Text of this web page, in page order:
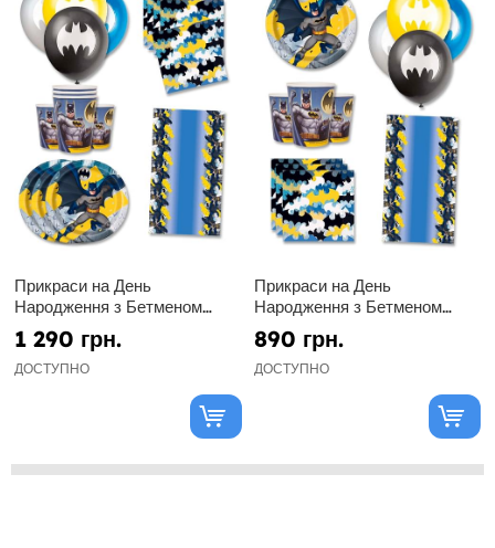
Прикраси на День
Народження з Бетменом
преміум-класу для 16 осіб
1 290 грн.
ДОСТУПНО
Прикраси на День
Народження з Бетменом
преміум-класу для 8 осіб
890 грн.
ДОСТУПНО